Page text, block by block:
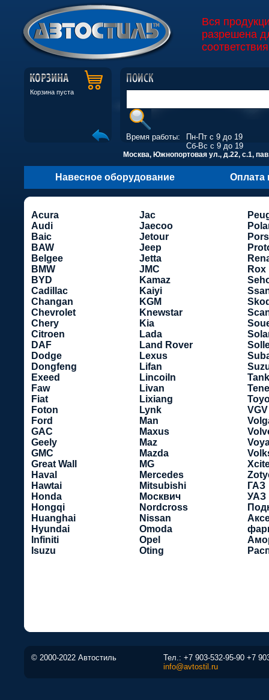
Вся
разрешена
Корзина пуста
Время работы:
Пн-Пт с 9 до 19
Сб-Вс с 9 до 19
Москва, Южнопортовая ул., д.22, с.1,
Навесное оборудование Оплата
Acura
Audi
Baic
BAW
Belgee
BMW
BYD
Cadillac
Changan
Chevrolet
Chery
Citroen
DAF
Dodge
Dongfeng
Exeed
Faw
Fiat
Foton
Ford
GAC
Geely
GMC
Great Wall
Haval
Hawtai
Honda
Hongqi
Huanghai
Hyundai
Infiniti
Isuzu
Jac
Jaecoo
Jetour
Jeep
Jetta
JMC
Kamaz
Kaiyi
KGM
Knewstar
Kia
Lada
Land Rover
Lexus
Lifan
Lincoiln
Livan
Lixiang
Lynk
Man
Maxus
Maz
Mazda
MG
Mercedes
Mitsubishi
Москвич
Nordcross
Nissan
Omoda
Opel
Oting
Rox
Tank
VGV
ГАЗ
УАЗ
© 2000-2022 Автостиль Тел.: +7 903-532-95-90 +7
info@avtostil.ru